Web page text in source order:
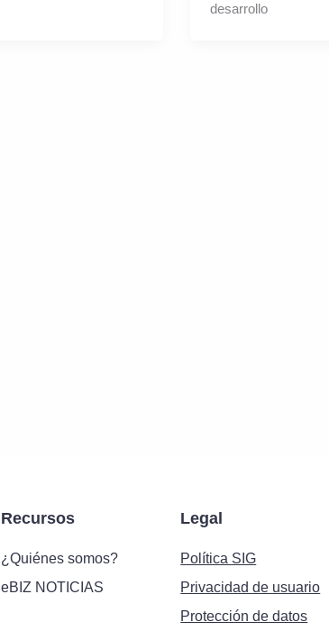
desarrollo
Recursos
¿Quiénes somos?
eBIZ NOTICIAS
Legal
Política SIG
Privacidad de usuario
Protección de datos